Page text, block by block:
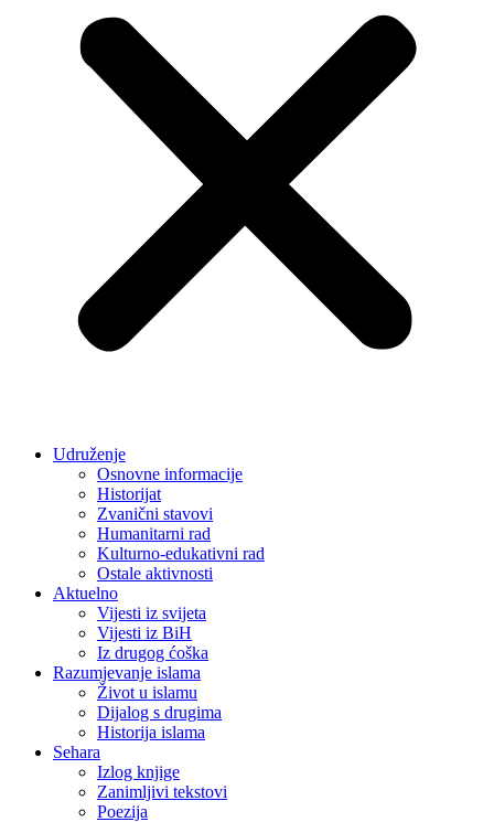
Udruženje
Osnovne informacije
Historijat
Zvanični stavovi
Humanitarni rad
Kulturno-edukativni rad
Ostale aktivnosti
Aktuelno
Vijesti iz svijeta
Vijesti iz BiH
Iz drugog ćoška
Razumjevanje islama
Život u islamu
Dijalog s drugima
Historija islama
Sehara
Izlog knjige
Zanimljivi tekstovi
Poezija